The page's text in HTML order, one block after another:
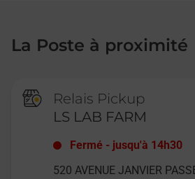
La Poste à proximité
Relais Pickup
LS LAB FARM
Fermé - jusqu'à 14h30
520 AVENUE JANVIER